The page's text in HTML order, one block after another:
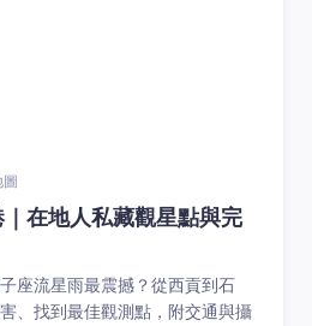
在地人私藏觀星點與完
座流星雨最震撼？從西貢到石
、找到最佳觀測點，附交通與攝